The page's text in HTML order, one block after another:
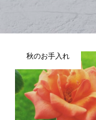
秋のお手入れ